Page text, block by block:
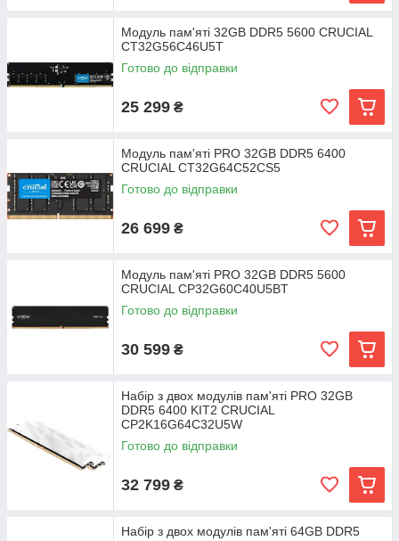
Модуль пам'яті 32GB DDR5 5600 CRUCIAL
CT32G56C46U5T
Готово до відправки
25 299 ₴
Модуль пам'яті PRO 32GB DDR5 6400
CRUCIAL CT32G64C52CS5
Готово до відправки
26 699 ₴
Модуль пам'яті PRO 32GB DDR5 5600
CRUCIAL CP32G60C40U5BT
Готово до відправки
30 599 ₴
Набір з двох модулів пам'яті PRO 32GB
DDR5 6400 KIT2 CRUCIAL
CP2K16G64C32U5W
Готово до відправки
32 799 ₴
Набір з двох модулів пам'яті 64GB DDR5